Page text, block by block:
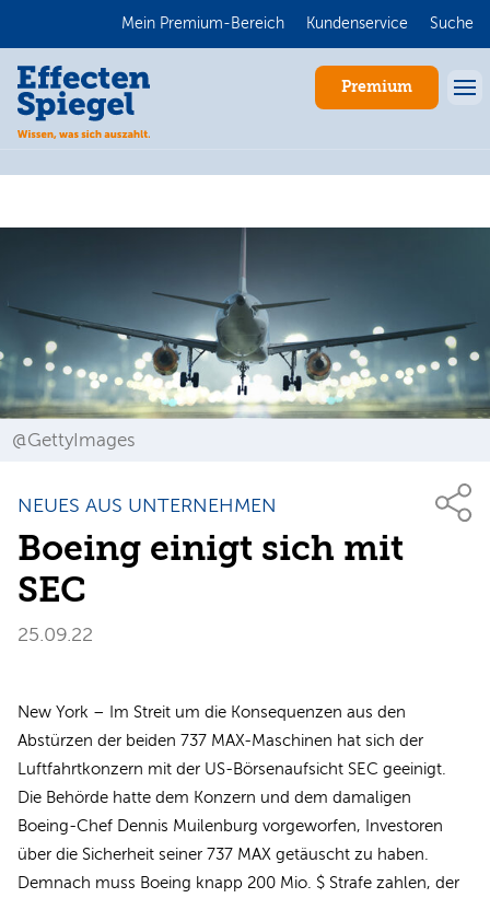
Mein Premium-Bereich Kundenservice Suche
Premium
@GettyImages
NEUES AUS UNTERNEHMEN
Boeing einigt sich mit
SEC
25.09.22
New York – Im Streit um die Konsequenzen aus den
Abstürzen der beiden 737 MAX-Maschinen hat sich der
Luftfahrtkonzern mit der US-Börsenaufsicht SEC geeinigt.
Die Behörde hatte dem Konzern und dem damaligen
Boeing-Chef Dennis Muilenburg vorgeworfen, Investoren
über die Sicherheit seiner 737 MAX getäuscht zu haben.
Demnach muss Boeing knapp 200 Mio. $ Strafe zahlen, der
Anmelden